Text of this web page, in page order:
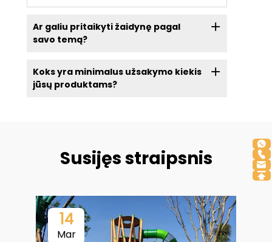
Ar galiu pritaikyti žaidynę pagal
savo temą?
Koks yra minimalus užsakymo kiekis
jūsų produktams?
Susijęs straipsnis
14
Mar